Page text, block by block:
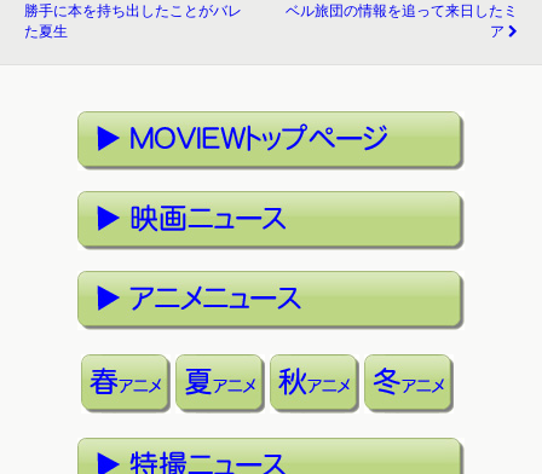
勝手に本を持ち出したことがバレ
た夏生
ベル旅団の情報を追って来日したミ
ア